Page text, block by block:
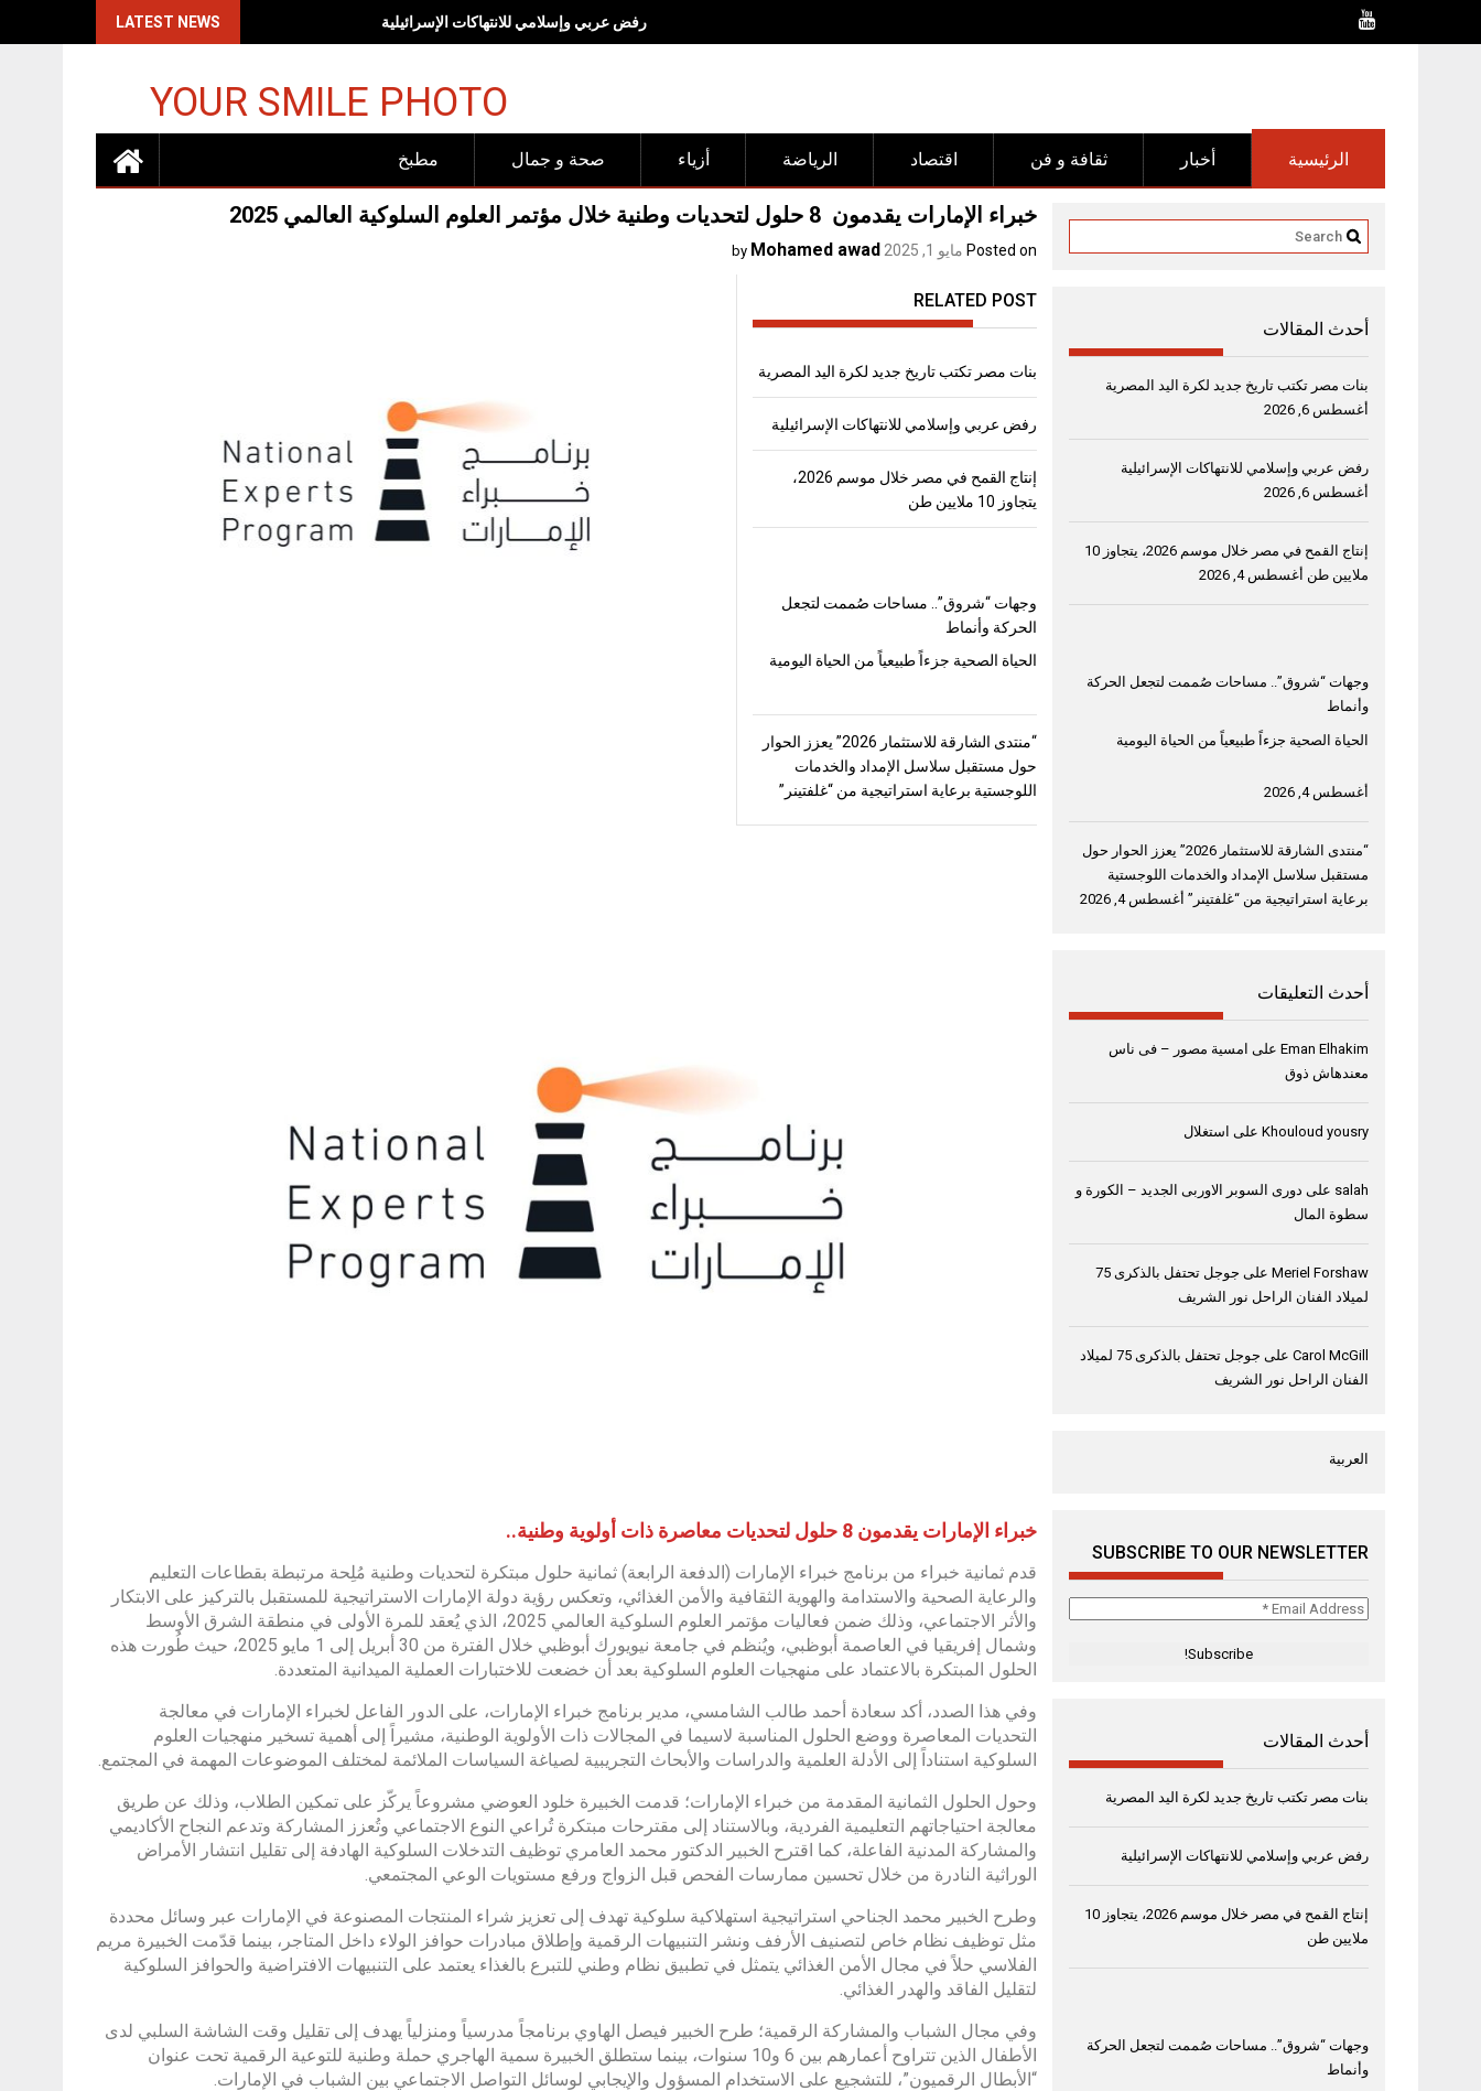
LATEST NEWS رفض عربي وإسلامي للانتهاكات الإسرائيلية
YOUR SMILE PHOTO
مطبخ صحة و جمال أزياء الرياضة اقتصاد ثقافة و فن أخبار الرئيسية
خبراء الإمارات يقدمون 8 حلول لتحديات وطنية خلال مؤتمر العلوم السلوكية العالمي 2025
Posted on مايو 1, 2025 by
Mohamed awad
RELATED POST
بنات مصر تكتب تاريخ جديد لكرة اليد المصرية
رفض عربي وإسلامي للانتهاكات الإسرائيلية
إنتاج القمح في مصر خلال موسم 2026،
يتجاوز 10 ملايين طن
وجهات “شروق”.. مساحات صُممت لتجعل
الحركة وأنماط
الحياة الصحية جزءاً طبيعياً من الحياة اليومية
“منتدى الشارقة للاستثمار 2026” يعزز الحوار
حول مستقبل سلاسل الإمداد والخدمات
اللوجستية برعاية استراتيجية من “غلفتينر”
خبراء الإمارات يقدمون 8 حلول لتحديات معاصرة ذات أولوية وطنية..
قدم ثمانية خبراء من برنامج خبراء الإمارات (الدفعة الرابعة) ثمانية حلول مبتكرة لتحديات وطنية مُلِحة مرتبطة بقطاعات التعليم
والرعاية الصحية والاستدامة والهوية الثقافية والأمن الغذائي، وتعكس رؤية دولة الإمارات الاستراتيجية للمستقبل بالتركيز على الابتكار
والأثر الاجتماعي، وذلك ضمن فعاليات مؤتمر العلوم السلوكية العالمي 2025، الذي يُعقد للمرة الأولى في منطقة الشرق الأوسط
وشمال إفريقيا في العاصمة أبوظبي، ويُنظم في جامعة نيويورك أبوظبي خلال الفترة من 30 أبريل إلى 1 مايو 2025، حيث طُورت هذه
الحلول المبتكرة بالاعتماد على منهجيات العلوم السلوكية بعد أن خضعت للاختبارات العملية الميدانية المتعددة.
وفي هذا الصدد، أكد سعادة أحمد طالب الشامسي، مدير برنامج خبراء الإمارات، على الدور الفاعل لخبراء الإمارات في معالجة
التحديات المعاصرة ووضع الحلول المناسبة لاسيما في المجالات ذات الأولوية الوطنية، مشيراً إلى أهمية تسخير منهجيات العلوم
السلوكية استناداً إلى الأدلة العلمية والدراسات والأبحاث التجريبية لصياغة السياسات الملائمة لمختلف الموضوعات المهمة في المجتمع.
وحول الحلول الثمانية المقدمة من خبراء الإمارات؛ قدمت الخبيرة خلود العوضي مشروعاً يركّز على تمكين الطلاب، وذلك عن طريق
معالجة احتياجاتهم التعليمية الفردية، وبالاستناد إلى مقترحات مبتكرة تُراعي النوع الاجتماعي وتُعزز المشاركة وتدعم النجاح الأكاديمي
والمشاركة المدنية الفاعلة، كما اقترح الخبير الدكتور محمد العامري توظيف التدخلات السلوكية الهادفة إلى تقليل انتشار الأمراض
الوراثية النادرة من خلال تحسين ممارسات الفحص قبل الزواج ورفع مستويات الوعي المجتمعي.
وطرح الخبير محمد الجناحي استراتيجية استهلاكية سلوكية تهدف إلى تعزيز شراء المنتجات المصنوعة في الإمارات عبر وسائل محددة
مثل توظيف نظام خاص لتصنيف الأرفف ونشر التنبيهات الرقمية وإطلاق مبادرات حوافز الولاء داخل المتاجر، بينما قدّمت الخبيرة مريم
الفلاسي حلاً في مجال الأمن الغذائي يتمثل في تطبيق نظام وطني للتبرع بالغذاء يعتمد على التنبيهات الافتراضية والحوافز السلوكية
لتقليل الفاقد والهدر الغذائي.
وفي مجال الشباب والمشاركة الرقمية؛ طرح الخبير فيصل الهاوي برنامجاً مدرسياً ومنزلياً يهدف إلى تقليل وقت الشاشة السلبي لدى
الأطفال الذين تتراوح أعمارهم بين 6 و10 سنوات، بينما ستطلق الخبيرة سمية الهاجري حملة وطنية للتوعية الرقمية تحت عنوان
“الأبطال الرقميون”، للتشجيع على الاستخدام المسؤول والإيجابي لوسائل التواصل الاجتماعي بين الشباب في الإمارات.
أحدث المقالات
بنات مصر تكتب تاريخ جديد لكرة اليد المصرية
أغسطس 6, 2026
رفض عربي وإسلامي للانتهاكات الإسرائيلية
أغسطس 6, 2026
إنتاج القمح في مصر خلال موسم 2026، يتجاوز 10
ملايين طن أغسطس 4, 2026
وجهات “شروق”.. مساحات صُممت لتجعل الحركة
وأنماط
الحياة الصحية جزءاً طبيعياً من الحياة اليومية
أغسطس 4, 2026
“منتدى الشارقة للاستثمار 2026” يعزز الحوار حول
مستقبل سلاسل الإمداد والخدمات اللوجستية
برعاية استراتيجية من “غلفتينر” أغسطس 4, 2026
أحدث التعليقات
Eman Elhakim على امسية مصور – فى ناس
معندهاش ذوق
Khouloud yousry على استغلال
salah على دورى السوبر الاوربى الجديد – الكورة و
سطوة المال
Meriel Forshaw على
جوجل تحتفل بالذكرى 75
لميلاد الفنان الراحل نور الشريف
Carol McGill على
جوجل تحتفل بالذكرى 75 لميلاد
الفنان الراحل نور الشريف
العربية
SUBSCRIBE TO OUR NEWSLETTER
Email
أحدث المقالات
بنات مصر تكتب تاريخ جديد لكرة اليد المصرية
رفض عربي وإسلامي للانتهاكات الإسرائيلية
إنتاج القمح في مصر خلال موسم 2026، يتجاوز 10
ملايين طن
وجهات “شروق”.. مساحات صُممت لتجعل الحركة
وأنماط